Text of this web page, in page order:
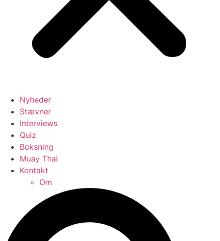
Nyheder
Stævner
Interviews
Quiz
Boksning
Muay Thai
Kontakt
Om